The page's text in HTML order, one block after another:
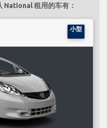
National 租用的车有：
小型